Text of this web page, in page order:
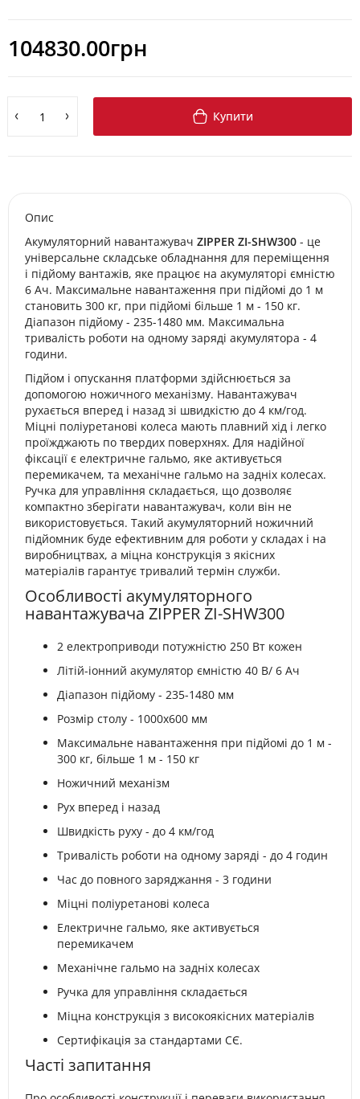
104830.00грн
Купити
Опис
Акумуляторний навантажувач ZIPPER ZI-SHW300 - це
універсальне складське обладнання для переміщення
і підйому вантажів, яке працює на акумуляторі ємністю
6 Ач. Максимальне навантаження при підйомі до 1 м
становить 300 кг, при підйомі більше 1 м - 150 кг.
Діапазон підйому - 235-1480 мм. Максимальна
тривалість роботи на одному заряді акумулятора - 4
години.
Підйом і опускання платформи здійснюється за
допомогою ножичного механізму. Навантажувач
рухається вперед і назад зі швидкістю до 4 км/год.
Міцні поліуретанові колеса мають плавний хід і легко
проїжджають по твердих поверхнях. Для надійної
фіксації є електричне гальмо, яке активується
перемикачем, та механічне гальмо на задніх колесах.
Ручка для управління складається, що дозволяє
компактно зберігати навантажувач, коли він не
використовується. Такий акумуляторний ножичний
підйомник буде ефективним для роботи у складах і на
виробництвах, а міцна конструкція з якісних
матеріалів гарантує тривалий термін служби.
Особливості акумуляторного
навантажувача ZIPPER ZI-SHW300
2 електроприводи потужністю 250 Вт кожен
Літій-іонний акумулятор ємністю 40 В/ 6 Ач
Діапазон підйому - 235-1480 мм
Розмір столу - 1000х600 мм
Максимальне навантаження при підйомі до 1 м -
300 кг, більше 1 м - 150 кг
Ножичний механізм
Рух вперед і назад
Швидкість руху - до 4 км/год
Тривалість роботи на одному заряді - до 4 годин
Час до повного заряджання - 3 години
Міцні поліуретанові колеса
Електричне гальмо, яке активується
перемикачем
Механічне гальмо на задніх колесах
Ручка для управління складається
Міцна конструкція з високоякісних матеріалів
Сертифікація за стандартами СЄ.
Часті запитання